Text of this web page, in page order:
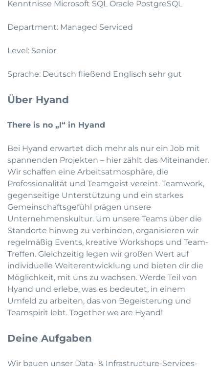
Kenntnisse Microsoft SQL Oracle PostgreSQL
Department: Managed Serviced
Level: Senior
Sprache: Deutsch fließend Englisch sehr gut
Über Hyand
There is no „I“ in Hyand
Bei Hyand erwartet dich mehr als nur ein Job mit
spannenden Projekten – hier zählt das Miteinander.
Wir schaffen eine Arbeitsatmosphäre, die
Professionalität und Teamgeist vereint. Teamwork,
gegenseitige Unterstützung und ein starkes
Gemeinschaftsgefühl prägen unsere
Unternehmenskultur. Um unsere Teams über die
Standorte hinweg zu verbinden, organisieren wir
regelmäßig Events, kreative Workshops und Team-
Treffen. Gleichzeitig legen wir großen Wert auf
individuelle Weiterentwicklung und bieten dir die
Möglichkeit, mit uns zu wachsen. Werde Teil von
Hyand und erlebe, was es bedeutet, in einem
Umfeld zu arbeiten, das von Begeisterung und
Teamspirit lebt. Together we are Hyand!
Deine Aufgaben
Wir bauen unser Data- & Infrastructure-Services-